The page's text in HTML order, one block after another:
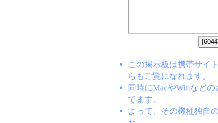
この掲示板は携帯サイ
らもご覧になれます。
同時にMacやWinなど
てます。
よって、その機種独自